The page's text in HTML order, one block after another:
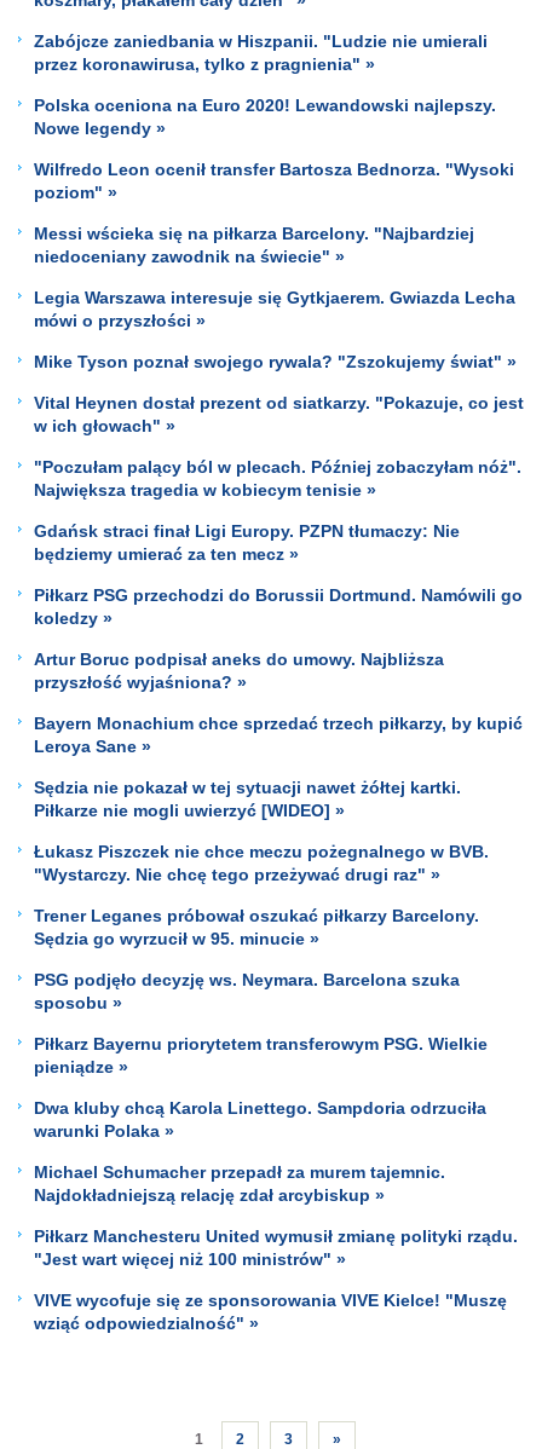
Zabójcze zaniedbania w Hiszpanii. "Ludzie nie umierali
przez koronawirusa, tylko z pragnienia" »
Polska oceniona na Euro 2020! Lewandowski najlepszy.
Nowe legendy »
Wilfredo Leon ocenił transfer Bartosza Bednorza. "Wysoki
poziom" »
Messi wścieka się na piłkarza Barcelony. "Najbardziej
niedoceniany zawodnik na świecie" »
Legia Warszawa interesuje się Gytkjaerem. Gwiazda Lecha
mówi o przyszłości »
Mike Tyson poznał swojego rywala? "Zszokujemy świat" »
Vital Heynen dostał prezent od siatkarzy. "Pokazuje, co jest
w ich głowach" »
"Poczułam palący ból w plecach. Później zobaczyłam nóż".
Największa tragedia w kobiecym tenisie »
Gdańsk straci finał Ligi Europy. PZPN tłumaczy: Nie
będziemy umierać za ten mecz »
Piłkarz PSG przechodzi do Borussii Dortmund. Namówili go
koledzy »
Artur Boruc podpisał aneks do umowy. Najbliższa
przyszłość wyjaśniona? »
Bayern Monachium chce sprzedać trzech piłkarzy, by kupić
Leroya Sane »
Sędzia nie pokazał w tej sytuacji nawet żółtej kartki.
Piłkarze nie mogli uwierzyć [WIDEO] »
Łukasz Piszczek nie chce meczu pożegnalnego w BVB.
"Wystarczy. Nie chcę tego przeżywać drugi raz" »
Trener Leganes próbował oszukać piłkarzy Barcelony.
Sędzia go wyrzucił w 95. minucie »
PSG podjęło decyzję ws. Neymara. Barcelona szuka
sposobu »
Piłkarz Bayernu priorytetem transferowym PSG. Wielkie
pieniądze »
Dwa kluby chcą Karola Linettego. Sampdoria odrzuciła
warunki Polaka »
Michael Schumacher przepadł za murem tajemnic.
Najdokładniejszą relację zdał arcybiskup »
Piłkarz Manchesteru United wymusił zmianę polityki rządu.
"Jest wart więcej niż 100 ministrów" »
VIVE wycofuje się ze sponsorowania VIVE Kielce! "Muszę
wziąć odpowiedzialność" »
1 2 3 »